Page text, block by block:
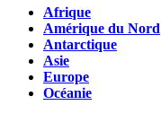
Afrique
Amérique du Nord
Antarctique
Asie
Europe
Océanie